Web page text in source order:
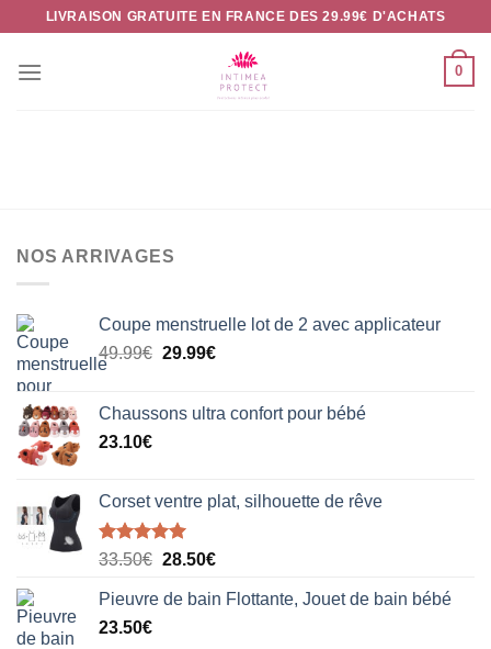
Passer
contenu
LIVRAISON GRATUITE EN FRANCE DES 29.99€ D'ACHATS
0
NOS ARRIVAGES
Coupe menstruelle lot de 2 avec applicateur
49.99€ Le
était :
29.99€Le
est :
Chaussons ultra confort pour bébé
23.10€
Corset ventre plat, silhouette de rêve
Note5.00
33.50€ Le
initial
28.50€Le
actuel
Pieuvre de bain Flottante, Jouet de bain bébé
23.50€